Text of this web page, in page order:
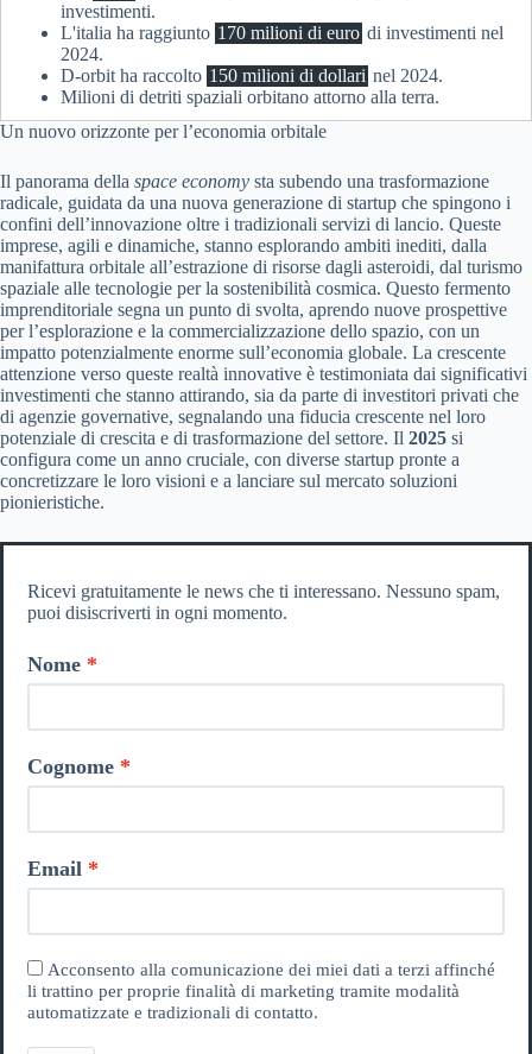
investimenti.
L'italia ha raggiunto 170 milioni di euro di investimenti nel
2024.
D-orbit ha raccolto 150 milioni di dollari nel 2024.
Milioni di detriti spaziali orbitano attorno alla terra.
Un nuovo orizzonte per l’economia orbitale
Il panorama della space economy sta subendo una trasformazione
radicale, guidata da una nuova generazione di startup che spingono i
confini dell’innovazione oltre i tradizionali servizi di lancio. Queste
imprese, agili e dinamiche, stanno esplorando ambiti inediti, dalla
manifattura orbitale all’estrazione di risorse dagli asteroidi, dal turismo
spaziale alle tecnologie per la sostenibilità cosmica. Questo fermento
imprenditoriale segna un punto di svolta, aprendo nuove prospettive
per l’esplorazione e la commercializzazione dello spazio, con un
impatto potenzialmente enorme sull’economia globale. La crescente
attenzione verso queste realtà innovative è testimoniata dai significativi
investimenti che stanno attirando, sia da parte di investitori privati che
di agenzie governative, segnalando una fiducia crescente nel loro
potenziale di crescita e di trasformazione del settore. Il 2025 si
configura come un anno cruciale, con diverse startup pronte a
concretizzare le loro visioni e a lanciare sul mercato soluzioni
pionieristiche.
Ricevi gratuitamente le news che ti interessano. Nessuno spam,
puoi disiscriverti in ogni momento.
Nome
Cognome
Email
Acconsento alla comunicazione dei miei dati a terzi affinché
li trattino per proprie finalità di marketing tramite modalità
automatizzate e tradizionali di contatto.